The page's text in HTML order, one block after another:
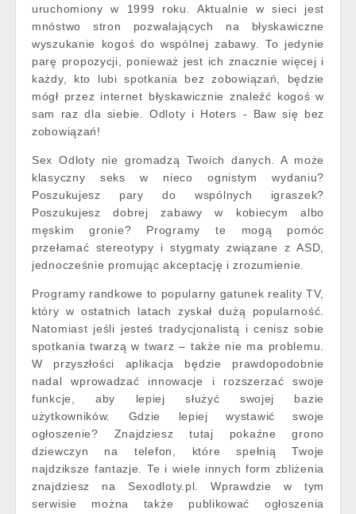
uruchomiony w 1999 roku. Aktualnie w sieci jest
mnóstwo stron pozwalających na błyskawiczne
wyszukanie kogoś do wspólnej zabawy. To jedynie
parę propozycji, ponieważ jest ich znacznie więcej i
każdy, kto lubi spotkania bez zobowiązań, będzie
mógł przez internet błyskawicznie znaleźć kogoś w
sam raz dla siebie. Odloty i Hoters - Baw się bez
zobowiązań!
Sex Odloty nie gromadzą Twoich danych. A może
klasyczny seks w nieco ognistym wydaniu?
Poszukujesz pary do wspólnych igraszek?
Poszukujesz dobrej zabawy w kobiecym albo
męskim gronie? Programy te mogą pomóc
przełamać stereotypy i stygmaty związane z ASD,
jednocześnie promując akceptację i zrozumienie.
Programy randkowe to popularny gatunek reality TV,
który w ostatnich latach zyskał dużą popularność.
Natomiast jeśli jesteś tradycjonalistą i cenisz sobie
spotkania twarzą w twarz – także nie ma problemu.
W przyszłości aplikacja będzie prawdopodobnie
nadal wprowadzać innowacje i rozszerzać swoje
funkcje, aby lepiej służyć swojej bazie
użytkowników. Gdzie lepiej wystawić swoje
ogłoszenie? Znajdziesz tutaj pokaźne grono
dziewczyn na telefon, które spełnią Twoje
najdziksze fantazje. Te i wiele innych form zbliżenia
znajdziesz na Sexodloty.pl. Wprawdzie w tym
serwisie można także publikować ogłoszenia